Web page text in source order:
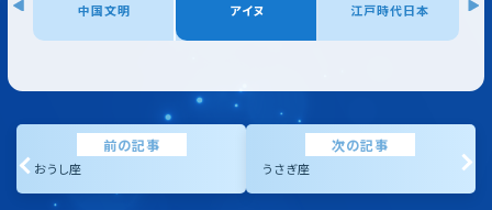
アイヌ 江戸時代日本 近現代日本
前の記事
おうし座
次の記事
うさぎ座